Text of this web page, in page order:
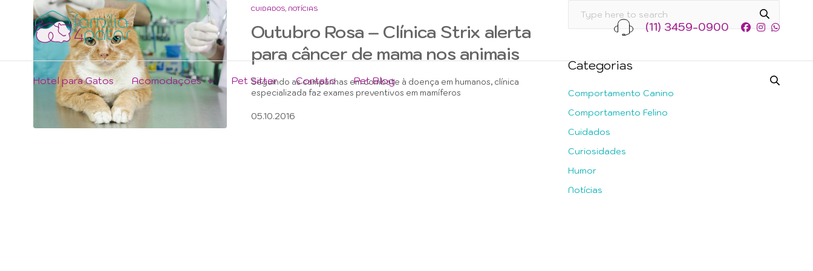
(11) 3459-0900
Hotel para Gatos Acomodações Pet Sitter Contato Pet Blog
CUIDADOS, NOTÍCIAS
Outubro Rosa – Clínica Strix alerta
para câncer de mama nos animais
Seguindo as campanhas em combate à doença em humanos, clínica
especializada faz exames preventivos em mamíferos
05.10.2016
Categorias
Comportamento Canino
Comportamento Felino
Cuidados
Curiosidades
Humor
Notícias